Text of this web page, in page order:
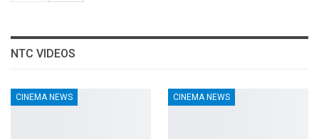
NTC VIDEOS
CINEMA NEWS CINEMA NEWS